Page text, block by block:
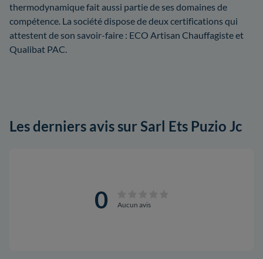
thermodynamique fait aussi partie de ses domaines de
compétence. La société dispose de deux certifications qui
attestent de son savoir-faire : ECO Artisan Chauffagiste et
Qualibat PAC.
Les derniers avis sur Sarl Ets Puzio Jc
0 Aucun avis